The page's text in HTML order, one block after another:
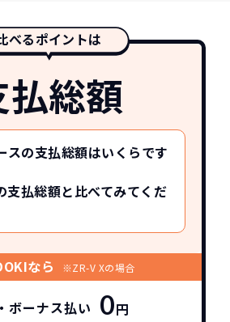
べるポイントは
払総額
スの支払総額はいくらです
支払総額と比べてみてくだ
なら ※ZR-V Xの場合
ボーナス払い 0円